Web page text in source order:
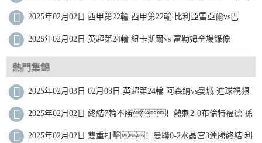
2025年02月02日 西甲第22輪 西甲第22輪 比利亞雷亞爾vs巴
2025年02月02日 英超第24輪 紐卡斯爾vs 富勒姆全場錄像
熱門集錦
2025年02月03日 02月03日 英超第24輪 阿森納vs曼城 進球視頻
2025年02月02日 終結7輪不勝！熱刺2-0布倫特福德 孫
興慜造烏龍+助攻薩爾破門
2025年02月02日 雙重打擊！曼聯0-2水晶宮3連勝終結 利